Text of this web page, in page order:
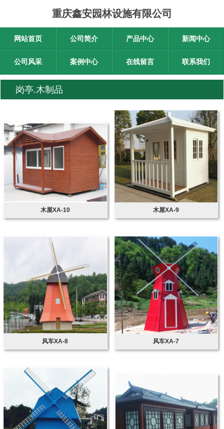
重庆鑫安园林设施有限公司
网站首页 公司简介 产品中心 新闻中心
公司风采 案例中心 在线留言 联系我们
岗亭.木制品
木屋XA-10 木屋XA-9
风车XA-8 风车XA-7